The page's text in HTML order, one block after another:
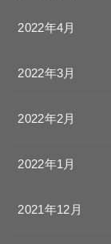
2022年4月
2022年3月
2022年2月
2022年1月
2021年12月